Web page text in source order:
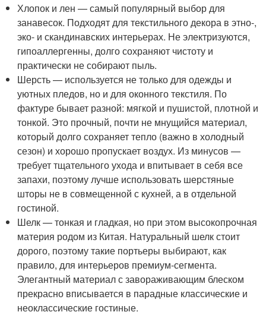
Хлопок и лен — самый популярный выбор для
занавесок. Подходят для текстильного декора в этно-,
эко- и скандинавских интерьерах. Не электризуются,
гипоаллергенны, долго сохраняют чистоту и
практически не собирают пыль.
Шерсть — используется не только для одежды и
уютных пледов, но и для оконного текстиля. По
фактуре бывает разной: мягкой и пушистой, плотной и
тонкой. Это прочный, почти не мнущийся материал,
который долго сохраняет тепло (важно в холодный
сезон) и хорошо пропускает воздух. Из минусов —
требует тщательного ухода и впитывает в себя все
запахи, поэтому лучше использовать шерстяные
шторы не в совмещенной с кухней, а в отдельной
гостиной.
Шелк — тонкая и гладкая, но при этом высокопрочная
материя родом из Китая. Натуральный шелк стоит
дорого, поэтому такие портьеры выбирают, как
правило, для интерьеров премиум-сегмента.
Элегантный материал с завораживающим блеском
прекрасно вписывается в парадные классические и
неоклассические гостиные.